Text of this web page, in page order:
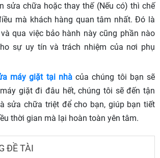
sửa chữa hoặc thay thế (Nếu có) thì chế
mà khách hàng quan tâm nhất. Đó là
qua việc bảo hành này cũng phần nào
sự uy tín và trách nhiệm của nơi phụ
máy giặt tại nhàcủa chúng tôi bạn sẽ
giặt đi đâu hết, chúng tôi sẽ đến tận
sửa chữa triệt để cho bạn, giúp bạn tiết
thời gian mà lại hoàn toàn yên tâm.
ĐỀ TÀI